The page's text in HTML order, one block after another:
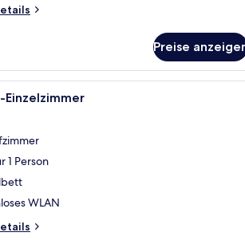
Preise
Ein Hotelzimmer mit Bett,
Einzelzimmer
1 Person
WLAN